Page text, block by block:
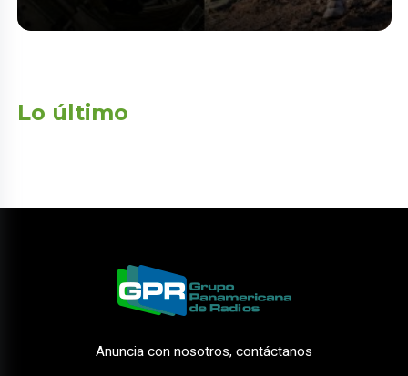
Lo último
Anuncia con nosotros, contáctanos